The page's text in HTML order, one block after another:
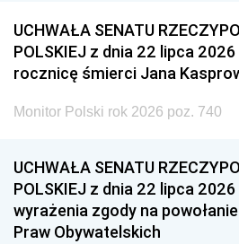
UCHWAŁA SENATU
POLSKIEJ z dnia 22 lipca 2026
rocznicę śmierci Jana
Monitor Polski rok 2026 poz. 740
UCHWAŁA SENATU
POLSKIEJ z dnia 22 lipca
wyrażenia zgody na
Praw Obywatelskich